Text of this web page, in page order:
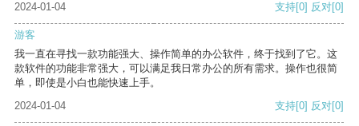
2024-01-04 支持[0] 反对[0]
游客
我一直在寻找一款功能强大、操作简单的办公软件，终于找到了它。这
款软件的功能非常强大，可以满足我日常办公的所有需求。操作也很简
单，即使是小白也能快速上手。
2024-01-04
支持[0] 反对[0]